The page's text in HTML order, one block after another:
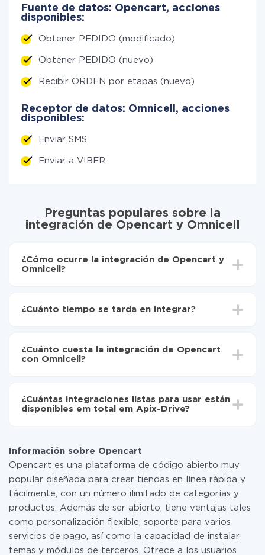
Fuente de datos: Opencart, acciones
disponibles:
Obtener PEDIDO (modificado)
Obtener PEDIDO (nuevo)
Recibir ORDEN por etapas (nuevo)
Receptor de datos: Omnicell, acciones
disponibles:
Enviar SMS
Enviar a VIBER
Preguntas populares sobre la
integración de Opencart y Omnicell
¿Cómo ocurre la integración de Opencart y
Omnicell?
Elija qué datos transferir de Opencart a Omnicell
de Opencart a Omnicell
¿Cuánto tiempo se tarda en integrar?
oscilar entre 5 y 30 minutos. En promedio, la
configuración tarda entre 10 y 15 minutos.
¿Cuánto cuesta la integración de Opencart
con Omnicell?
tarifas. Usted solo paga por la cantidad de datos que
realmente se transfieren de uno de sus sistemas a otro
manera segura un plan de tarifa gratuita o cambiar a
uno de pago, si es necesario. Más detalles sobre
tarifas.
¿Cuántas integraciones listas para usar están
disponibles em total em Apix-Drive?
Información sobre Opencart
Opencart es una plataforma de código abierto muy
popular diseñada para crear tiendas en línea rápida y
fácilmente, con un número ilimitado de categorías y
productos. Además de ser abierto, tiene ventajas tales
como personalización flexible, soporte para varios
servicios de pago, así como la capacidad de instalar
temas y módulos de terceros. Ofrece a los usuarios